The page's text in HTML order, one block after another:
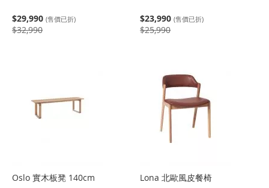
$29,990 (售價已折)
$32,990
$23,990 (售價已折)
$25,990
Oslo 實木板凳 140cm Lona 北歐風皮餐椅